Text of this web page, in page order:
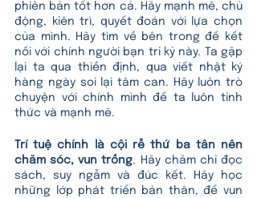
phiên bản tốt hơn cả. Hãy mạnh mẽ, chủ
động, kiên trì, quyết đoán với lựa chọn
của mình. Hãy tìm về bên trong để kết
nối với chính người bạn tri kỷ này. Ta gặp
lại ta qua thiền định, qua viết nhật ký
hàng ngày soi lại tâm can. Hãy luôn trò
chuyện với chính mình để ta luôn tỉnh
thức và mạnh mẽ.
Trí tuệ chính là cội rễ thứ ba tân nên
chăm sóc, vun trồng. Hãy chăm chỉ đọc
sách, suy ngẫm và đúc kết. Hãy học
những lớp phát triển bản thân, để vun